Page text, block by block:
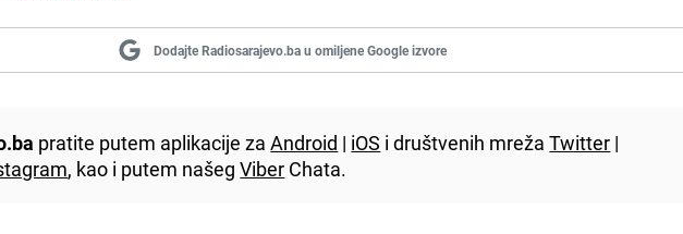
Dodajte Radiosarajevo.ba u omiljene Google izvore
pratite putem aplikacije zaAndroid | iOS i društvenih mrežaTwitter |
, kao i putem našegViber Chata.